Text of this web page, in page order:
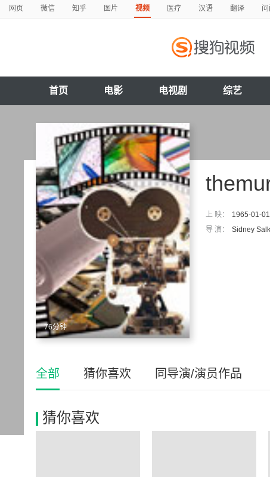
网页 微信 知乎 图片 视频 医疗 汉语 翻译 问
首页 电影 电视剧 综艺
76分钟
上 映： 1965-01-01
导 演：
Sidney
全部 猜你喜欢 同导演/演员作品
猜你喜欢